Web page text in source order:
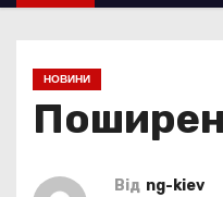
в
НОВИНИ
Від ng-kiev